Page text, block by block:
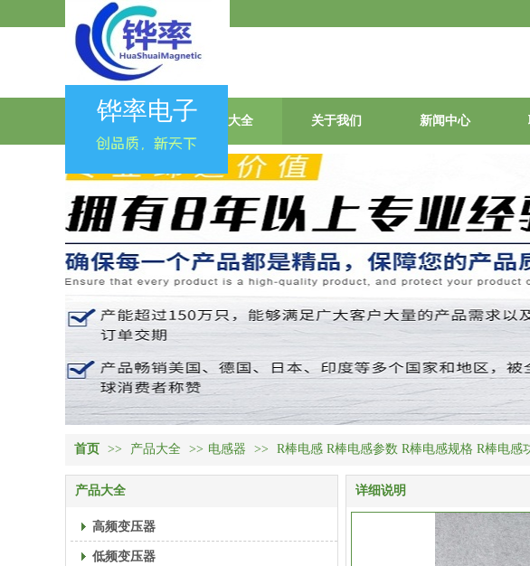
铧率电子
会员登录 | 会员注册
首页 产品大全 关于我们 新闻中心
首页 >> 产品大全 >> 电感器 >> R棒电感 R棒电感参数 R棒电感规格 R棒电
产品大全
高频变压器
低频变压器
详细说明